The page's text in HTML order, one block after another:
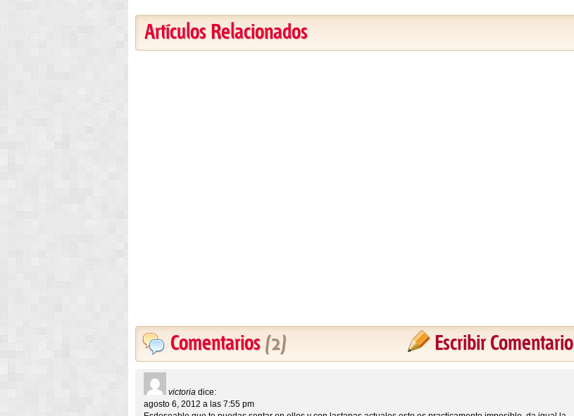
Artículos Relacionados
Escribir Comentario
Comentarios (2)
victoria dice:
agosto 6, 2012 a las 7:55 pm